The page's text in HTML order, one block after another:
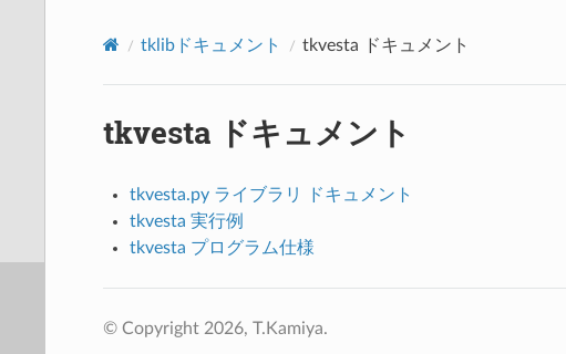
tklibドキュメント tkvesta ドキュメント
tkvesta ドキュメント
tkvesta.py ライブラリ ドキュメント
tkvesta 実行例
tkvesta プログラム仕様
© Copyright 2026, T.Kamiya.